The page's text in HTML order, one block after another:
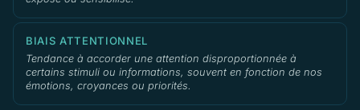
BIAIS ATTENTIONNEL
Tendance à accorder une attention disproportionnée à
certains stimuli ou informations, souvent en fonction de nos
émotions, croyances ou priorités.